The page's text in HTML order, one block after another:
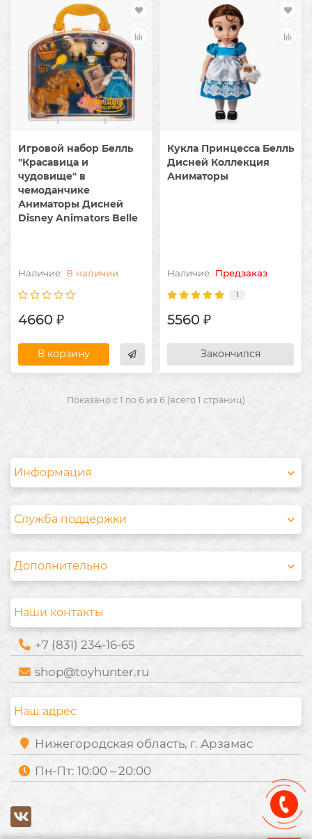
Игровой набор Белль
"Красавица и
чудовище" в
чемоданчике
Аниматоры Дисней
Disney Animators Belle
В наличии
4660 ₽
В корзину
Кукла Принцесса Белль
Дисней Коллекция
Аниматоры
Предзаказ
5560 ₽
Закончился
Показано с 1 по 6 из 6 (всего 1 страниц)
Информация
Служба поддержки
Дополнительно
Наши контакты
+7 (831) 234-16-65
shop@toyhunter.ru
Наш адрес
Нижегородская область, г. Арзамас
Пн-Пт: 10:00 – 20:00